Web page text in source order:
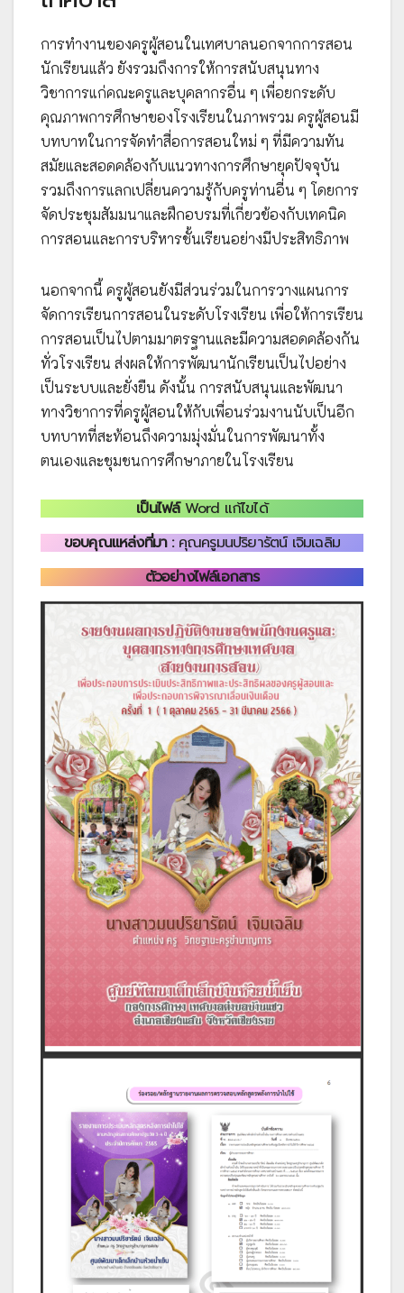
การทำงานของครูผู้สอนในเทศบาลนอกจากการสอน
นักเรียนแล้ว ยังรวมถึงการให้การสนับสนุนทาง
วิชาการแก่คณะครูและบุคลากรอื่น ๆ เพื่อยกระดับ
คุณภาพการศึกษาของโรงเรียนในภาพรวม ครูผู้สอนมี
บทบาทในการจัดทำสื่อการสอนใหม่ ๆ ที่มีความทัน
สมัยและสอดคล้องกับแนวทางการศึกษายุคปัจจุบัน
รวมถึงการแลกเปลี่ยนความรู้กับครูท่านอื่น ๆ โดยการ
จัดประชุมสัมมนาและฝึกอบรมที่เกี่ยวข้องกับเทคนิค
การสอนและการบริหารชั้นเรียนอย่างมีประสิทธิภาพ
นอกจากนี้ ครูผู้สอนยังมีส่วนร่วมในการวางแผนการ
จัดการเรียนการสอนในระดับโรงเรียน เพื่อให้การเรียน
การสอนเป็นไปตามมาตรฐานและมีความสอดคล้องกัน
ทั่วโรงเรียน ส่งผลให้การพัฒนานักเรียนเป็นไปอย่าง
เป็นระบบและยั่งยืน ดังนั้น การสนับสนุนและพัฒนา
ทางวิชาการที่ครูผู้สอนให้กับเพื่อนร่วมงานนับเป็นอีก
บทบาทที่สะท้อนถึงความมุ่งมั่นในการพัฒนาทั้ง
ตนเองและชุมชนการศึกษาภายในโรงเรียน
เป็นไฟล์Word แก้ไขได้
ขอบคุณแหล่งที่มา : คุณครูมนปริยารัตน์ เจิมเฉลิม
ตัวอย่างไฟล์เอกสาร